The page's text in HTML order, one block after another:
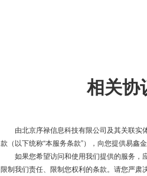
相关协
由北京序禄信息科技有限公司及其关联实
款（以下统称“本服务条款”），向您提供易鑫金
如果您希望访问和使用我们提供的服务，
限制我们责任、限制您权利的条款。请您严